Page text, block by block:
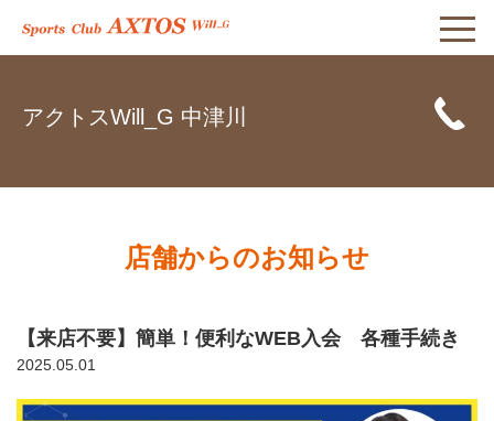
アクトスWill_G 中津川
店舗からのお知らせ
【来店不要】簡単！便利なWEB入会 各種手続き
2025.05.01